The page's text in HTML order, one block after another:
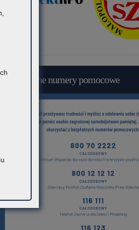
Bezpłatne numery pomocowe